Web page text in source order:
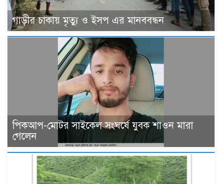
গাড়ীর চাকায় মৃত্যু ও ইসপ এর মানববন্ধন
পিকআপ-মোটর সাইকেল সংঘর্ষে যুবক শাওন মারা
গেলেন